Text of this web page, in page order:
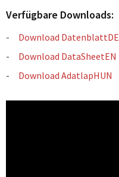
Verfügbare Downloads:
Download DatenblattDE
Download DataSheetEN
Download AdatlapHUN